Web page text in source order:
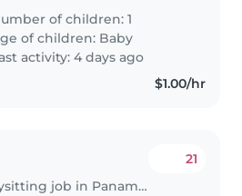
of children: 1
of children: Baby
activity: 4 days ago
$1.00/hr
Babysitting job in Panama City
21